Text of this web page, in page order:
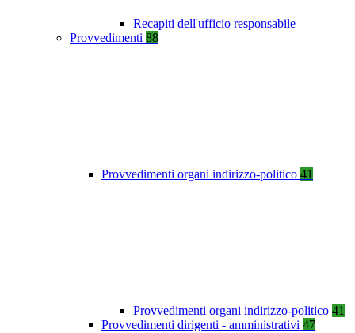
Recapiti dell'ufficio responsabile
Provvedimenti 88
Provvedimenti organi indirizzo-politico 41
Provvedimenti organi indirizzo-politico 41
Provvedimenti dirigenti - amministrativi 47